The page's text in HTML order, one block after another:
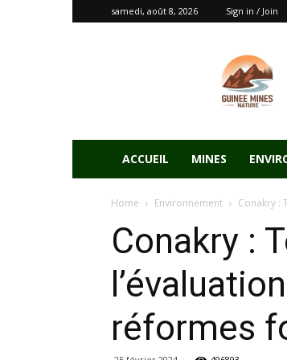
samedi, août 8, 2026 Sign in / Join
ACCUEIL MINES
Home Environnement Conakry :
Conakry :
réformes